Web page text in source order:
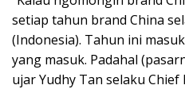
setiap tahun brand China
(Indonesia). Tahun ini
yang masuk. Padahal
ujar Yudhy Tan selaku Chief